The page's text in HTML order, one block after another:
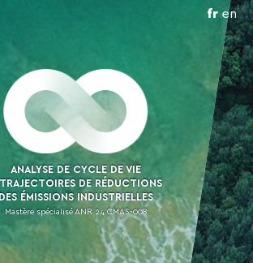
fr en
ANALYSE DE CYCLE DE VIE
DE RÉDUCTIONS
ÉMISSIONS INDUSTRIELLES
Mastère spécialisé ANR 24 CMAS-008